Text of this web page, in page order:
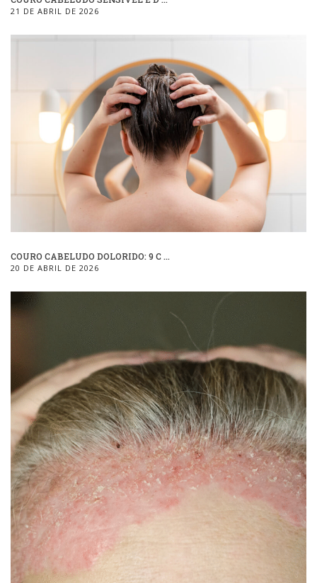
21 DE ABRIL DE 2026
COURO CABELUDO DOLORIDO: 9 C ...
20 DE ABRIL DE 2026